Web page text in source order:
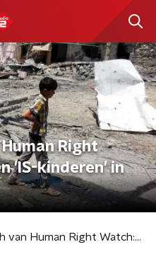
Right
'IS-kinderen' in
Boris Dittrich van Human Right Watch: 'Honderden 'IS-kinderen' in cel in Irak'